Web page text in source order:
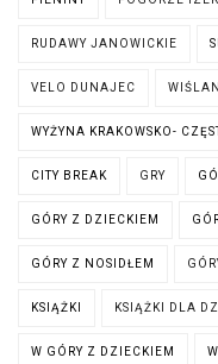
RUDAWY JANOWICKIE
VELO DUNAJEC
WYŻYNA KRAKOWSKO-
CITY BREAK GRY
GÓRY Z DZIECKIEM
GÓRY Z NOSIDŁEM
KSIĄŻKI KSIĄŻKI DLA
W GÓRY Z DZIECKIEM